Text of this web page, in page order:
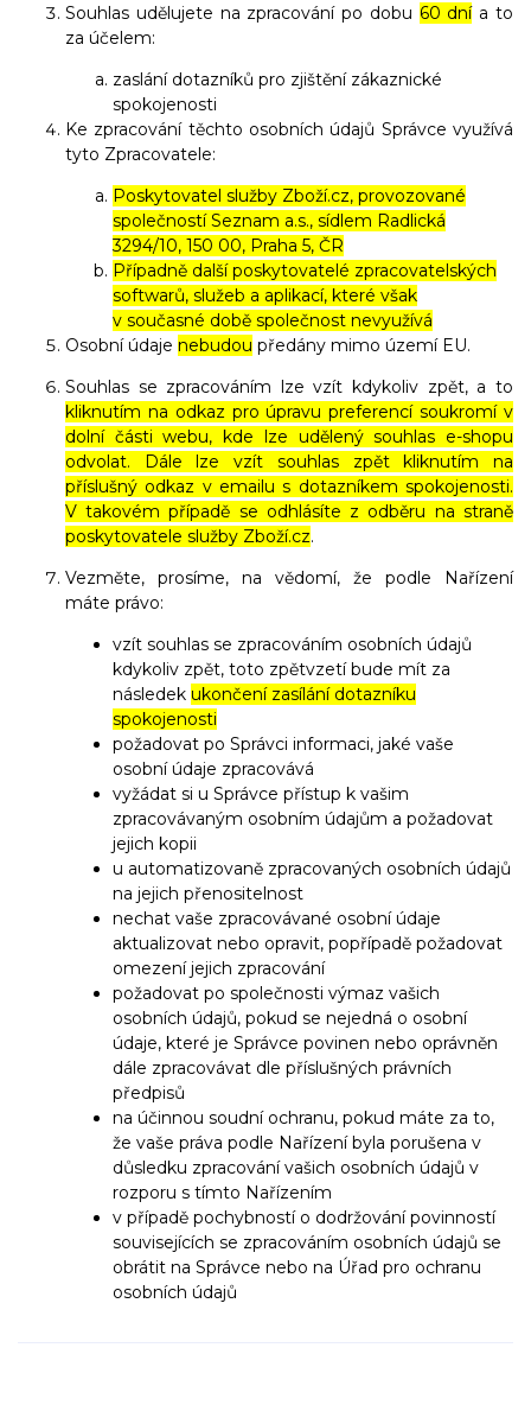
Souhlas udělujete na zpracování po dobu 60 dnía to
za účelem:
zaslání dotazníků pro zjištění zákaznické
spokojenosti
Ke zpracování těchto osobních údajů Správce využívá
tyto Zpracovatele:
Poskytovatel služby Zboží.cz, provozované
společností Seznam a.s., sídlem Radlická
3294/10, 150 00, Praha 5, ČR
Případně další poskytovatelé zpracovatelských
softwarů, služeb a aplikací, které však
v současné době společnost nevyužívá
Osobní údaje nebudou předány mimo území EU.
Souhlas se zpracováním lze vzít kdykoliv zpět, a to
kliknutím na odkaz pro úpravu preferencí soukromí v
dolní části webu, kde lze udělený souhlas e-shopu
odvolat. Dále lze vzít souhlas zpět kliknutím na
příslušný odkaz v emailu s dotazníkem spokojenosti.
V takovém případě se odhlásíte z odběru na straně
poskytovatele služby Zboží.cz.
Vezměte, prosíme, na vědomí, že podle Nařízení
máte právo:
vzít souhlas se zpracováním osobních údajů
kdykoliv zpět, toto zpětvzetí bude mít za
následek ukončení zasílání dotazníku
spokojenosti
požadovat po Správci informaci, jaké vaše
osobní údaje zpracovává
vyžádat si u Správce přístup k vašim
zpracovávaným osobním údajům a požadovat
jejich kopii
u automatizovaně zpracovaných osobních údajů
na jejich přenositelnost
nechat vaše zpracovávané osobní údaje
aktualizovat nebo opravit, popřípadě požadovat
omezení jejich zpracování
požadovat po společnosti výmaz vašich
osobních údajů, pokud se nejedná o osobní
údaje, které je Správce povinen nebo oprávněn
dále zpracovávat dle příslušných právních
předpisů
na účinnou soudní ochranu, pokud máte za to,
že vaše práva podle Nařízení byla porušena v
důsledku zpracování vašich osobních údajů v
rozporu s tímto Nařízením
v případě pochybností o dodržování povinností
souvisejících se zpracováním osobních údajů se
obrátit na Správce nebo na Úřad pro ochranu
osobních údajů